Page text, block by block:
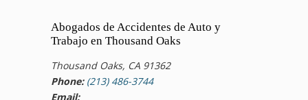
Abogados de Accidentes de Auto y
Trabajo en Thousand Oaks
Thousand Oaks, CA 91362
Phone: (213) 486-3744
Email: